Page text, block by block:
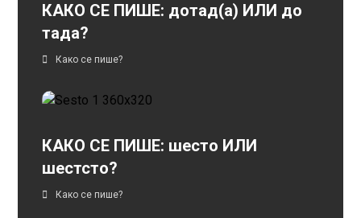
КАКО СЕ ПИШЕ: дотад(а) ИЛИ до
тада?
Како се пише?
КАКО СЕ ПИШЕ: шесто ИЛИ
шестсто?
Како се пише?